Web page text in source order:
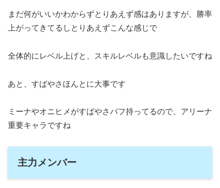
まだ何がいいかわからずとりあえず感はありますが、勝率
上がってきてるしとりあえずこんな感じで
全体的にレベル上げと、スキルレベルも意識したいですね
あと、すばやさほんとに大事です
ミーナやオニヒメがすばやさバフ持ってるので、アリーナ
重要キャラですね
主力メンバー